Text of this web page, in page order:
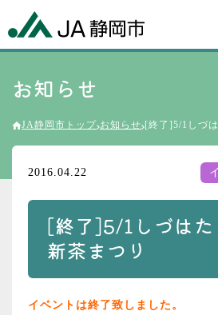
お知らせ
JA静岡市トップ お知らせ [終了]5/1しづ
2016.04.22
[終了]5/1しづはた
新茶まつり
イベントは終了致しました。